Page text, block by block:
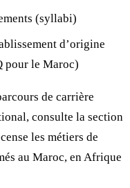
(syllabi)
d’origine
pour le Maroc)
de carrière
consulte la section
les métiers de
au Maroc, en Afrique